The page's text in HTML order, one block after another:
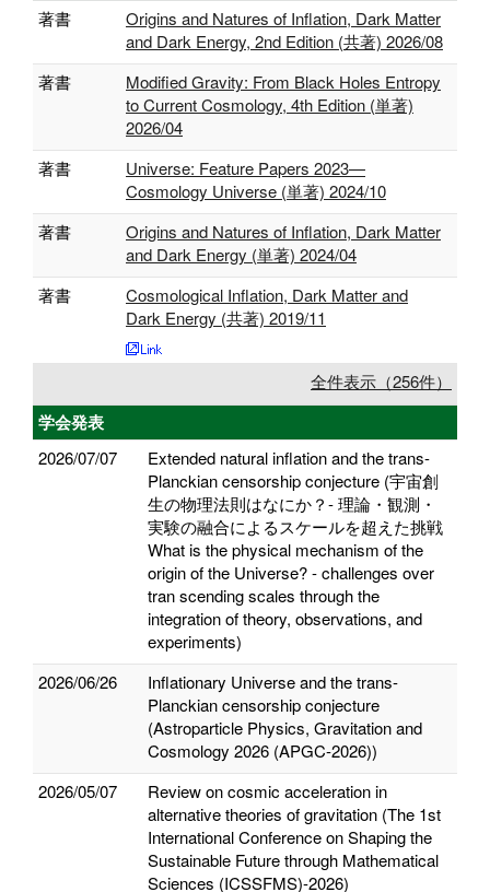
著書
Origins and Natures of Inflation, Dark Matter
and Dark Energy, 2nd Edition (共著) 2026/08
著書
Modified Gravity: From Black Holes Entropy
to Current Cosmology, 4th Edition (単著)
2026/04
著書
Universe: Feature Papers 2023—
Cosmology Universe (単著) 2024/10
著書
Origins and Natures of Inflation, Dark Matter
and Dark Energy (単著) 2024/04
著書
Cosmological Inflation, Dark Matter and
Dark Energy (共著) 2019/11
全件表示（256件）
学会発表
2026/07/07
Extended natural inflation and the trans-
Planckian censorship conjecture (宇宙創
生の物理法則はなにか？- 理論・観測・
実験の融合によるスケールを超えた挑戦
What is the physical mechanism of the
origin of the Universe? - challenges over
tran scending scales through the
integration of theory, observations, and
experiments)
2026/06/26
Inflationary Universe and the trans-
Planckian censorship conjecture
(Astroparticle Physics, Gravitation and
Cosmology 2026 (APGC-2026))
2026/05/07
Review on cosmic acceleration in
alternative theories of gravitation (The 1st
International Conference on Shaping the
Sustainable Future through Mathematical
Sciences (ICSSFMS)-2026)